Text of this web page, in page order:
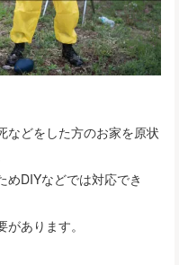
などをした方のお家を原状
めDIYなどでは対応でき
あります。